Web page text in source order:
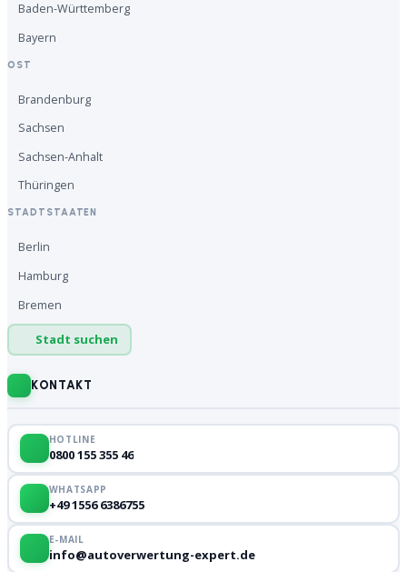
Baden-Württemberg
Bayern
OST
Brandenburg
Sachsen
Sachsen-Anhalt
Thüringen
STADTSTAATEN
Berlin
Hamburg
Bremen
Stadt suchen
KONTAKT
HOTLINE
0800 155 355 46
WHATSAPP
+49 1556 6386755
E-MAIL
info@autoverwertung-expert.de